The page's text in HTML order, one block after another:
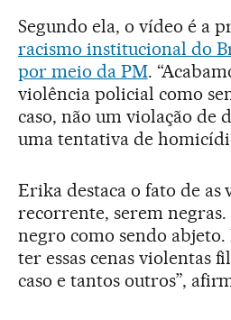
Segundo ela, o vídeo é a
racismo institucional do
por meio da PM.
violência policial como
caso, não um violação de
uma tentativa de
Erika destaca o fato de
recorrente, serem negras.
negro como sendo
ter essas cenas violentas
caso e tantos outros”,